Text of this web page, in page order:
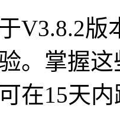
V3.8.2版
。掌握
在15天